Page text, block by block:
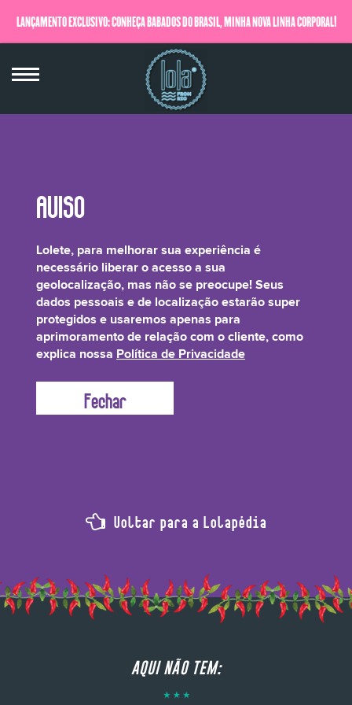
LANÇAMENTO EXCLUSIVO: CONHEÇA BABADOS DO BRASIL, MINHA NOVA LINHA CORPORAL!
QUERO SABER MAIS
Caprylic/Capric Triglyceride
É um excelente ativo emoliente derivado do queridinho óleo de coco. Penetra
rapidamente no cabelo, dando a ele um toque de suavidade e maciez. Também
facilita a absorção de nutrientes pelos fios e ajuda a engrossar o produto.
Este ingrediente é livre de crime ambiental, certificado pela Ecocert.
Voltar para a Lolapédia
AQUI NÃO TEM:
Lolete, para melhorar sua experiência é
necessário liberar o acesso a sua
geolocalização, mas não se preocupe! Seus
dados pessoais e de localização estarão super
protegidos e usaremos apenas para
aprimoramento de relação com o cliente, como
explica nossa Política de Privacidade